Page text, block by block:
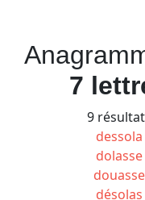
7
9
dessola
dolasse
douasse
désolas